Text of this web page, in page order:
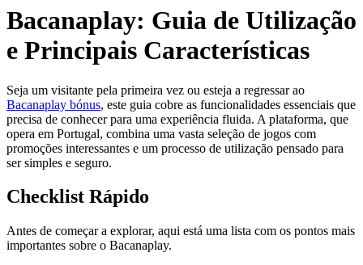
Bacanaplay: Guia de Utilização
e Principais Características
Seja um visitante pela primeira vez ou esteja a regressar ao
Bacanaplay bónus, este guia cobre as funcionalidades essenciais que
precisa de conhecer para uma experiência fluida. A plataforma, que
opera em Portugal, combina uma vasta seleção de jogos com
promoções interessantes e um processo de utilização pensado para
ser simples e seguro.
Checklist Rápido
Antes de começar a explorar, aqui está uma lista com os pontos mais
importantes sobre o Bacanaplay.